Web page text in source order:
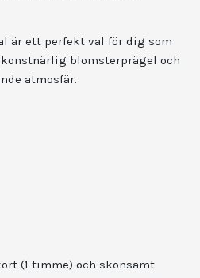
är ett perfekt val för dig som
blomsterprägel och
atmosfär.
(1 timme) och skonsamt